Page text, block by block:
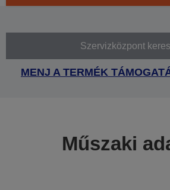
Szervizközpont
MENJ A TERMÉK
Műszaki